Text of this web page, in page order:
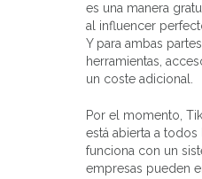
es una manera
al influencer
Y para ambas
herramientas,
un coste adicional.
Por el momento,
está abierta a
funciona con un
empresas pueden